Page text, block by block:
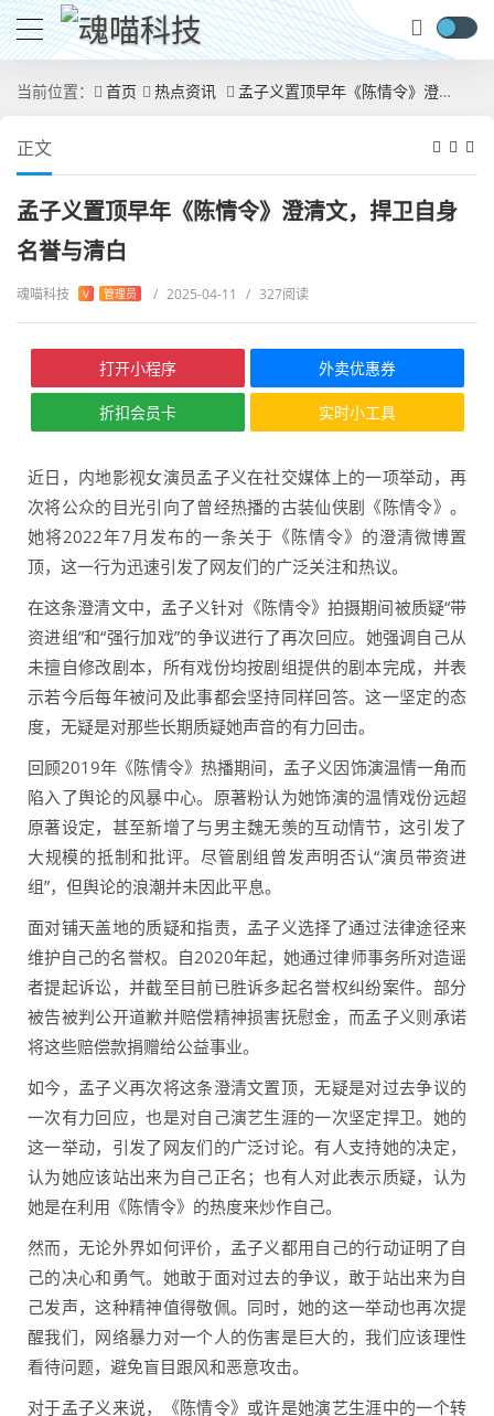
当前位置： 首页 热点资讯 孟子义置顶早年《陈情令》澄清文，捍卫自身名誉与清白
正文
孟子义置顶早年《陈情令》澄清文，捍卫自身
名誉与清白
魂喵科技 V 管理员 / 2025-04-11 / 327阅读
打开小程序 外卖优惠券
折扣会员卡 实时小工具
近日，内地影视女演员孟子义在社交媒体上的一项举动，再
次将公众的目光引向了曾经热播的古装仙侠剧《陈情令》。
她将2022年7月发布的一条关于《陈情令》的澄清微博置
顶，这一行为迅速引发了网友们的广泛关注和热议。
在这条澄清文中，孟子义针对《陈情令》拍摄期间被质疑“带
资进组”和“强行加戏”的争议进行了再次回应。她强调自己从
未擅自修改剧本，所有戏份均按剧组提供的剧本完成，并表
示若今后每年被问及此事都会坚持同样回答。这一坚定的态
度，无疑是对那些长期质疑她声音的有力回击。
回顾2019年《陈情令》热播期间，孟子义因饰演温情一角而
陷入了舆论的风暴中心。原著粉认为她饰演的温情戏份远超
原著设定，甚至新增了与男主魏无羡的互动情节，这引发了
大规模的抵制和批评。尽管剧组曾发声明否认“演员带资进
组”，但舆论的浪潮并未因此平息。
面对铺天盖地的质疑和指责，孟子义选择了通过法律途径来
维护自己的名誉权。自2020年起，她通过律师事务所对造谣
者提起诉讼，并截至目前已胜诉多起名誉权纠纷案件。部分
被告被判公开道歉并赔偿精神损害抚慰金，而孟子义则承诺
将这些赔偿款捐赠给公益事业。
如今，孟子义再次将这条澄清文置顶，无疑是对过去争议的
一次有力回应，也是对自己演艺生涯的一次坚定捍卫。她的
这一举动，引发了网友们的广泛讨论。有人支持她的决定，
认为她应该站出来为自己正名；也有人对此表示质疑，认为
她是在利用《陈情令》的热度来炒作自己。
然而，无论外界如何评价，孟子义都用自己的行动证明了自
己的决心和勇气。她敢于面对过去的争议，敢于站出来为自
己发声，这种精神值得敬佩。同时，她的这一举动也再次提
醒我们，网络暴力对一个人的伤害是巨大的，我们应该理性
看待问题，避免盲目跟风和恶意攻击。
对于孟子义来说，《陈情令》或许是她演艺生涯中的一个转